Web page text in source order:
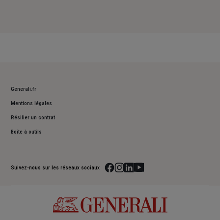
Generali.fr
Mentions légales
Résilier un contrat
Boite à outils
Suivez-nous sur les réseaux sociaux